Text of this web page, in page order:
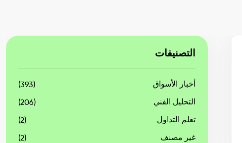
التصنيفات
أخبار الأسواق (393)
التحليل الفني (206)
تعلم التداول (2)
غير مصنف (2)